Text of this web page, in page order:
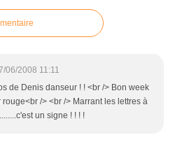
06/2008 11:11
de Denis danseur ! ! <br /> Bon week
/> <br /> Marrant les lettres à
un signe ! ! ! !